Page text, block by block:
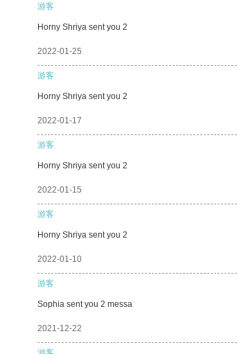
游客
Horny Shriya sent you 2
2022-01-25
游客
Horny Shriya sent you 2
2022-01-17
游客
Horny Shriya sent you 2
2022-01-15
游客
Horny Shriya sent you 2
2022-01-10
游客
Sophia sent you 2 messa
2021-12-22